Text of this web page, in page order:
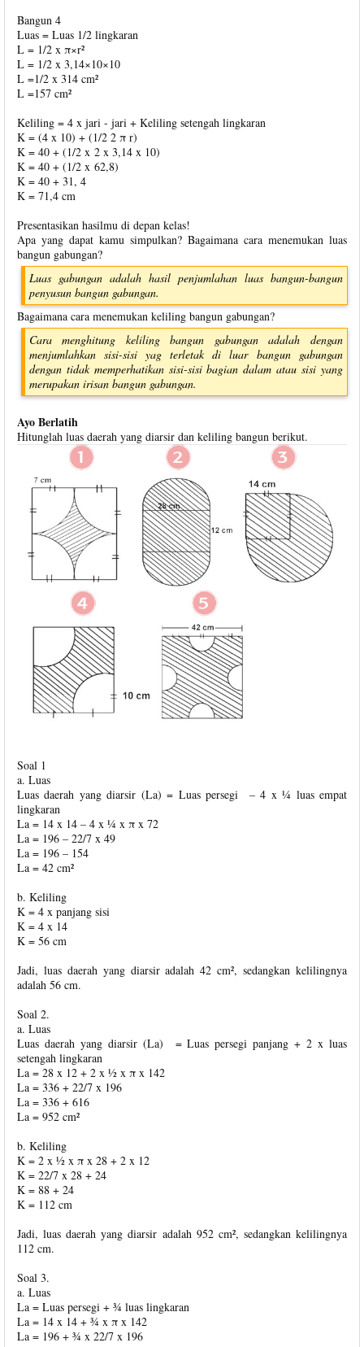
Bangun 4
Luas = Luas 1/2 lingkaran
L = 1/2 x π×r²
L = 1/2 x 3,14×10×10
L =1/2 x 314 cm²
L =157 cm²
Keliling = 4 x jari - jari + Keliling setengah lingkaran
K = (4 x 10) + (1/2 2 π r)
K = 40 + (1/2 x 2 x 3,14 x 10)
K = 40 + (1/2 x 62,8)
K = 40 + 31, 4
K = 71,4 cm
Presentasikan hasilmu di depan kelas!
Apa yang dapat kamu simpulkan? Bagaimana cara menemukan luas
bangun gabungan?
Luas gabungan adalah hasil penjumlahan luas bangun-bangun
penyusun bangun gabungan.
Bagaimana cara menemukan keliling bangun gabungan?
Cara menghitung keliling bangun gabungan adalah dengan
menjumlahkan sisi-sisi yag terletak di luar bangun gabungan
dengan tidak memperhatikan sisi-sisi bagian dalam atau sisi yang
merupakan irisan bangun gabungan.
Ayo Berlatih
Hitunglah luas daerah yang diarsir dan keliling bangun berikut.
Soal 1
a. Luas
Luas daerah yang diarsir (La) = Luas persegi – 4 x ¼ luas empat
lingkaran
La = 14 x 14 – 4 x ¼ x π x 72
La = 196 – 22/7 x 49
La = 196 – 154
La = 42 cm²
b. Keliling
K = 4 x panjang sisi
K = 4 x 14
K = 56 cm
Jadi, luas daerah yang diarsir adalah 42 cm², sedangkan kelilingnya
adalah 56 cm.
Soal 2.
a. Luas
Luas daerah yang diarsir (La) = Luas persegi panjang + 2 x luas
setengah lingkaran
La = 28 x 12 + 2 x ½ x π x 142
La = 336 + 22/7 x 196
La = 336 + 616
La = 952 cm²
b. Keliling
K = 2 x ½ x π x 28 + 2 x 12
K = 22/7 x 28 + 24
K = 88 + 24
K = 112 cm
Jadi, luas daerah yang diarsir adalah 952 cm², sedangkan kelilingnya
112 cm.
Soal 3.
a. Luas
La = Luas persegi + ¾ luas lingkaran
La = 14 x 14 + ¾ x π x 142
La = 196 + ¾ x 22/7 x 196